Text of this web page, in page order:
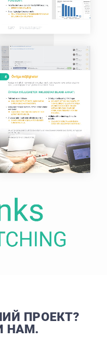
ПРОЕКТ?
НАМ.